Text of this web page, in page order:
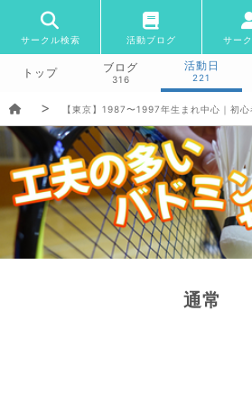
サークル検索 活動ブログ サー
トップ ブログ
316
活動日
221
【東京】1987〜1997年生まれ中心｜初
通常